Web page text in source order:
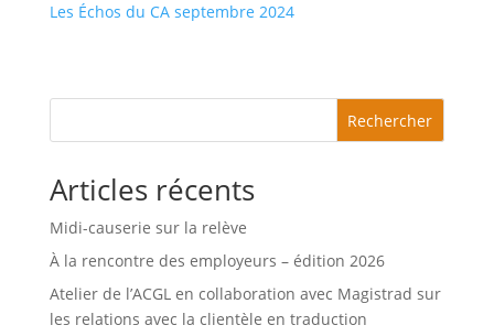
Les Échos du CA septembre 2024
Rechercher
Articles récents
Midi-causerie sur la relève
À la rencontre des employeurs – édition 2026
Atelier de l’ACGL en collaboration avec Magistrad sur
les relations avec la clientèle en traduction